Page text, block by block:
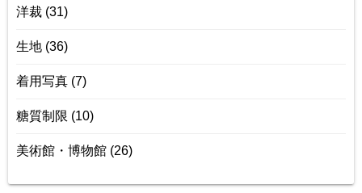
洋裁 (31)
生地 (36)
着用写真 (7)
糖質制限 (10)
美術館・博物館 (26)